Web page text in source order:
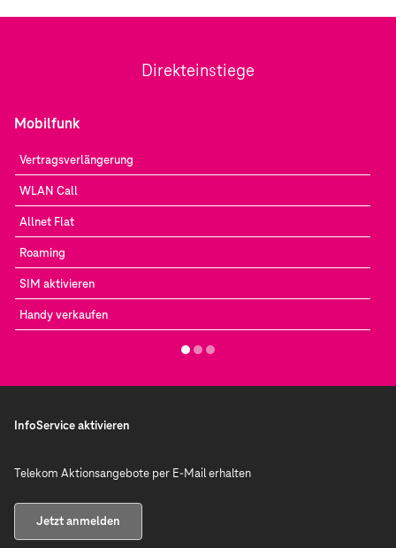
Direkteinstiege
Mobilfunk
Vertragsverlängerung
WLAN Call
Allnet Flat
Roaming
SIM aktivieren
Handy verkaufen
InfoService aktivieren
Telekom Aktionsangebote per E-Mail erhalten
Jetzt anmelden